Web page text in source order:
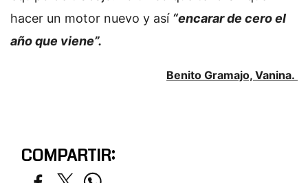
hacer un motor nuevo y así “encarar de cero el
año que viene”.
Benito Gramajo, Vanina.
COMPARTIR: